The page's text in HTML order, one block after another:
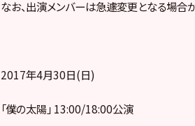
なお、出演メンバーは急遽変更となる場合
2017年4月30日(日)
「僕の太陽」 13:00/18:00公演